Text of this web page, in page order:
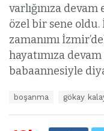
varlığınıza
özel bir sene oldu.
zamanımı
hayatımıza
babaannesiyle
boşanma gökay